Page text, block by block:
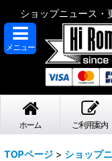
ショップニュース・
メニュー
ホーム ご利用案内
TOPページ > ショップ